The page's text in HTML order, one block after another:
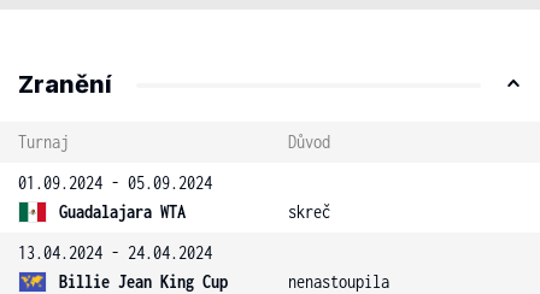
Zranění
Turnaj
Důvod
01.09.2024 - 05.09.2024
Guadalajara WTA
skreč
13.04.2024 - 24.04.2024
Billie Jean King Cup
nenastoupila